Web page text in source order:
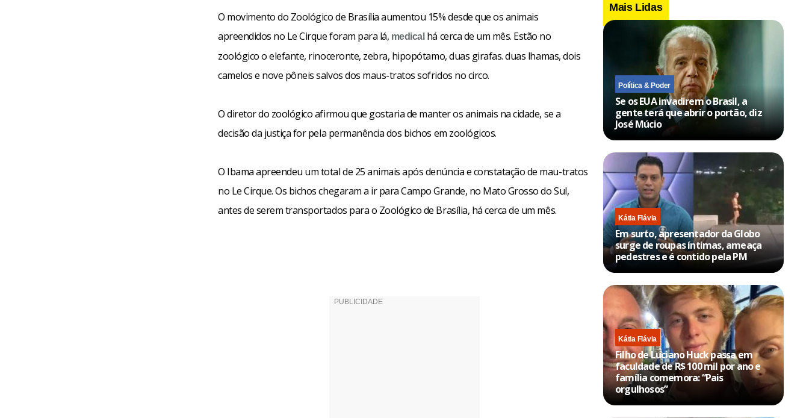
O movimento do Zoológico de Brasília aumentou 15% desde que os animais
apreendidos no Le Cirque foram para lá, medical há cerca de um mês. Estão no
zoológico o elefante, rinoceronte, zebra, hipopótamo, duas girafas. duas lhamas, dois
camelos e nove pôneis salvos dos maus-tratos sofridos no circo.
O diretor do zoológico afirmou que gostaria de manter os animais na cidade, se a
decisão da justiça for pela permanência dos bichos em zoológicos.
O Ibama apreendeu um total de 25 animais após denúncia e constatação de mau-tratos
no Le Cirque. Os bichos chegaram a ir para Campo Grande, no Mato Grosso do Sul,
antes de serem transportados para o Zoológico de Brasília, há cerca de um mês.
Mais Lidas
Política & Poder
Se os EUA invadirem o Brasil, a
gente terá que abrir o portão, diz
José Múcio
Kátia Flávia
Em surto, apresentador da Globo
surge de roupas íntimas, ameaça
pedestres e é contido pela PM
Kátia Flávia
Filho de Luciano Huck passa em
faculdade de R$ 100 mil por ano e
família comemora: “Pais
orgulhosos”